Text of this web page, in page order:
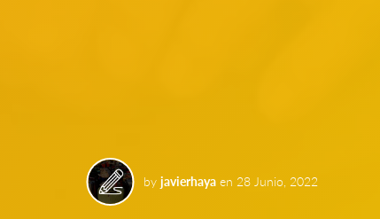
by javierhaya en 28 Junio, 2022